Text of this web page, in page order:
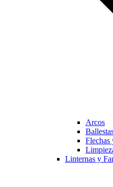
Arcos
Flechas
Linternas y